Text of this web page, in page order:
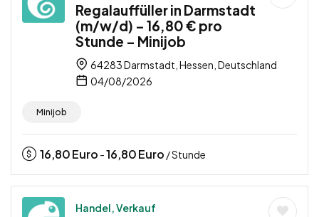
Regalauffüller in Darmstadt
(m/w/d) – 16,80 € pro
Stunde – Minijob
64283 Darmstadt, Hessen, Deutschland
04/08/2026
Minijob
16,80Euro -16,80Euro / Stunde
Handel, Verkauf